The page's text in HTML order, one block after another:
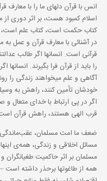
انس با قرآن دلهای ما را با معارف
اسلام کمبود هست، بر اثر دوری
کتاب حکمت است، کتاب علم است،
در آشنائی با معارف قرآن و عمل
قرآنی است. انسانها اگر طالب
را باید از قرآن فرا بگیرند.
آگاهی و علم میخواهند زندگی را
خودشان تأمین کنند، راهش به
اگر در پی ارتباط با خدای متعال
قرب الهی هستند، راهش قرآن
ضعف ما امت مسلمان، عقب‌ماندگی
مسائل اخلاقی و زندگی، همه‌ی
مسلمان بر اثر حاکمیت طغیانگران
همه از طاغوتها برحذر داشته